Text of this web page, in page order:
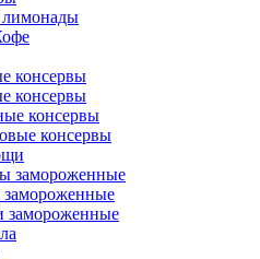
консервы
консервы
консервы
консервы
замороженные